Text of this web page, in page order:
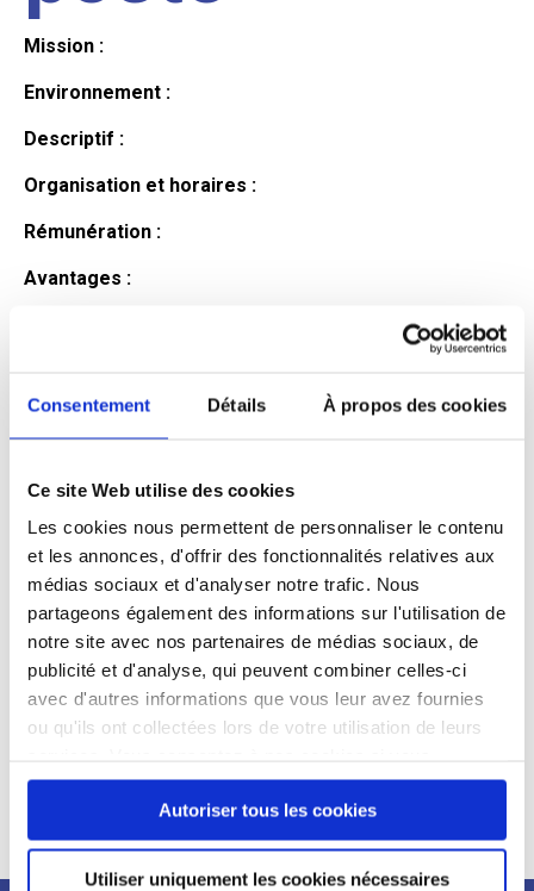
Consentement Détails À propos des cookies
Ce site Web utilise des cookies
Les cookies nous permettent de personnaliser le contenu
et les annonces, d'offrir des fonctionnalités relatives aux
médias sociaux et d'analyser notre trafic. Nous
partageons également des informations sur l'utilisation de
notre site avec nos partenaires de médias sociaux, de
publicité et d'analyse, qui peuvent combiner celles-ci
avec d'autres informations que vous leur avez fournies
ou qu'ils ont collectées lors de votre utilisation de leurs
continuez à utiliser notre site Web.
Autoriser tous les cookies
Utiliser uniquement les cookies nécessaires
Mission :
Environnement :
Descriptif :
Organisation et horaires :
Rémunération :
Avantages :
candidat
Qualifications et diplômes :
Profil recherché :
Expérience :
Processus
de
recrutement